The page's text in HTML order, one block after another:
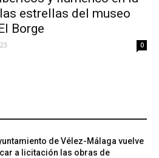
estrellas del museo
Borge
0
de Vélez-Málaga vuelve
a licitación las obras de